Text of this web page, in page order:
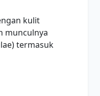
kulit
munculnya
termasuk